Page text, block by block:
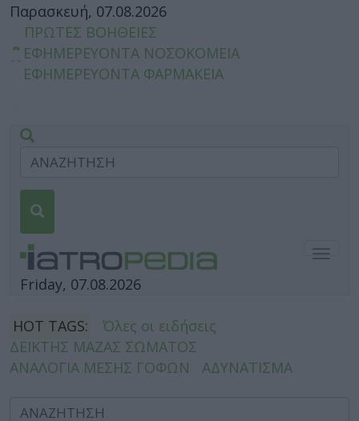
Παρασκευή, 07.08.2026
ΠΡΩΤΕΣ ΒΟΗΘΕΙΕΣ
ΕΦΗΜΕΡΕΥΟΝΤΑ ΝΟΣΟΚΟΜΕΙΑ
ΕΦΗΜΕΡΕΥΟΝΤΑ ΦΑΡΜΑΚΕΙΑ
Friday, 07.08.2026
HOT TAGS:
Όλες οι ειδήσεις
ΔΕΙΚΤΗΣ ΜΑΖΑΣ ΣΩΜΑΤΟΣ
ΑΝΑΛΟΓΙΑ ΜΕΣΗΣ ΓΟΦΩΝ
ΑΔΥΝΑΤΙΣΜΑ